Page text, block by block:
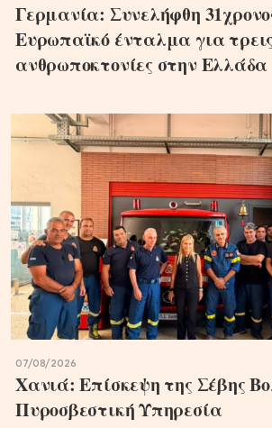
Γερμανία: Συνελήφθη
Ευρωπαϊκό ένταλμα για τρεις
ανθρωποκτονίες στην Ελλάδα
07/08/2026
Χανιά: Επίσκεψη της Σέβης
Πυροσβεστική Υπηρεσία